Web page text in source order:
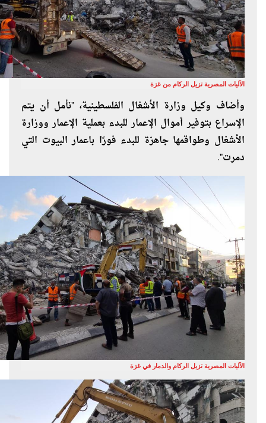
الآليات المصرية تزيل الركام من غزة
وأضاف وكيل وزارة الأشغال الفلسطينية، "نأمل أن يتم
الإسراع بتوفير أموال الإعمار للبدء بعملية الإعمار ووزارة
الأشغال وطواقمها جاهزة للبدء فورًا باعمار البيوت التي
دمرت".
الآليات المصرية تزيل الركام والدمار في غزة